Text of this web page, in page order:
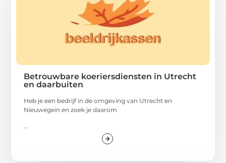
Betrouwbare koeriersdiensten in Utrecht
en daarbuiten
Heb je een bedrijf in de omgeving van Utrecht en
Nieuwegein en zoek je daarom
...